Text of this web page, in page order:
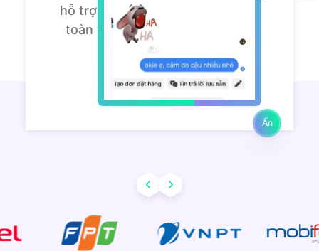
hỗ trợ luôn nhiệt tình. Mình hoàn
toàn tin tưởng sử dụng lâu dài!
Trần Minh Khang
Digital Marketing:
Ẩn